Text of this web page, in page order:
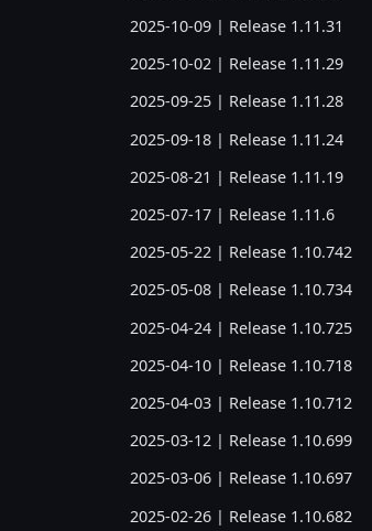
2025-10-09 | Release 1.11.31
2025-10-02 | Release 1.11.29
2025-09-25 | Release 1.11.28
2025-09-18 | Release 1.11.24
2025-08-21 | Release 1.11.19
2025-07-17 | Release 1.11.6
2025-05-22 | Release 1.10.742
2025-05-08 | Release 1.10.734
2025-04-24 | Release 1.10.725
2025-04-10 | Release 1.10.718
2025-04-03 | Release 1.10.712
2025-03-12 | Release 1.10.699
2025-03-06 | Release 1.10.697
2025-02-26 | Release 1.10.682